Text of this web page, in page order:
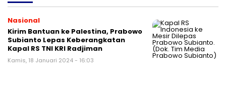
Nasional
Kirim Bantuan ke Palestina, Prabowo
Subianto Lepas Keberangkatan
Kapal RS TNI KRI Radjiman
Kamis, 18 Januari 2024 - 16:03